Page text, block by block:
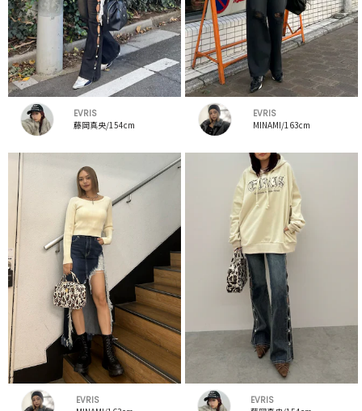
EVRIS
藤岡真央/154cm
EVRIS
MINAMI/163cm
EVRIS
EVRIS